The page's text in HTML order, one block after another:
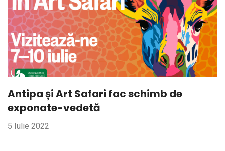
Antipa și Art Safari fac schimb de
exponate-vedetă
5 Iulie 2022